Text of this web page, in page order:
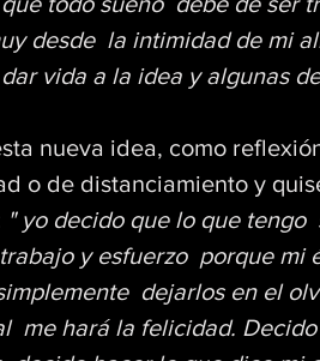
desde  la intimidad de mi
vida a la idea y algunas
nueva idea, como
o de distanciamiento y
" yo decido que lo que tengo
y esfuerzo  porque mi
dejarlos en el
me hará la felicidad.